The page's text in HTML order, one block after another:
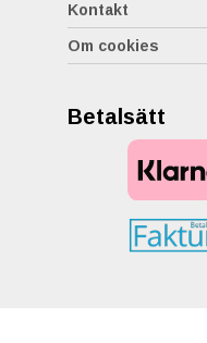
Kontakt
Om cookies
Betalsätt